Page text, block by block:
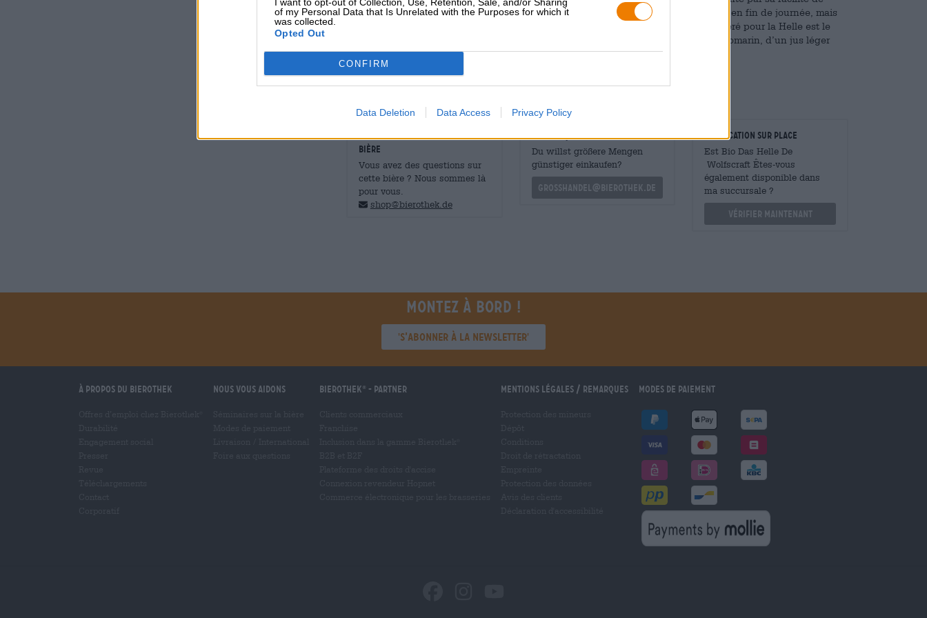
of my Personal Data that Is Unrelated with the Purposes for which it
was collected.
Opted Out
CONFIRM
Data Deletion Data Access Privacy Policy
consommation et ses saveurs subtilement équilibrées. Cette bière est excellente en fin de journée, mais
peut également accompagner des plats plus doux. Notre accompagnement préféré pour la Helle est le
poulet : un poulet croustillant rôti au four, accompagné de pommes de terre au romarin, d’un jus léger
et de mâche vinaigrette, sublime parfaitement les saveurs de la bière.
BIÈRE
Vous avez des questions sur
cette bière ? Nous sommes là
pour vous.
shop@bierothek.de
Du willst größere Mengen
günstiger einkaufen?
grosshandel@bierothek.de
Vérification sur place
Est Bio Das Helle De
Wolfscraft Êtes-vous
également disponible dans
ma succursale ?
Vérifier maintenant
Montez à bord !
'S’abonner à la newsletter'
À propos du Bierothek Nous vous aidons Bierothek - Partner Mentions légales / Remarques Modes de paiement